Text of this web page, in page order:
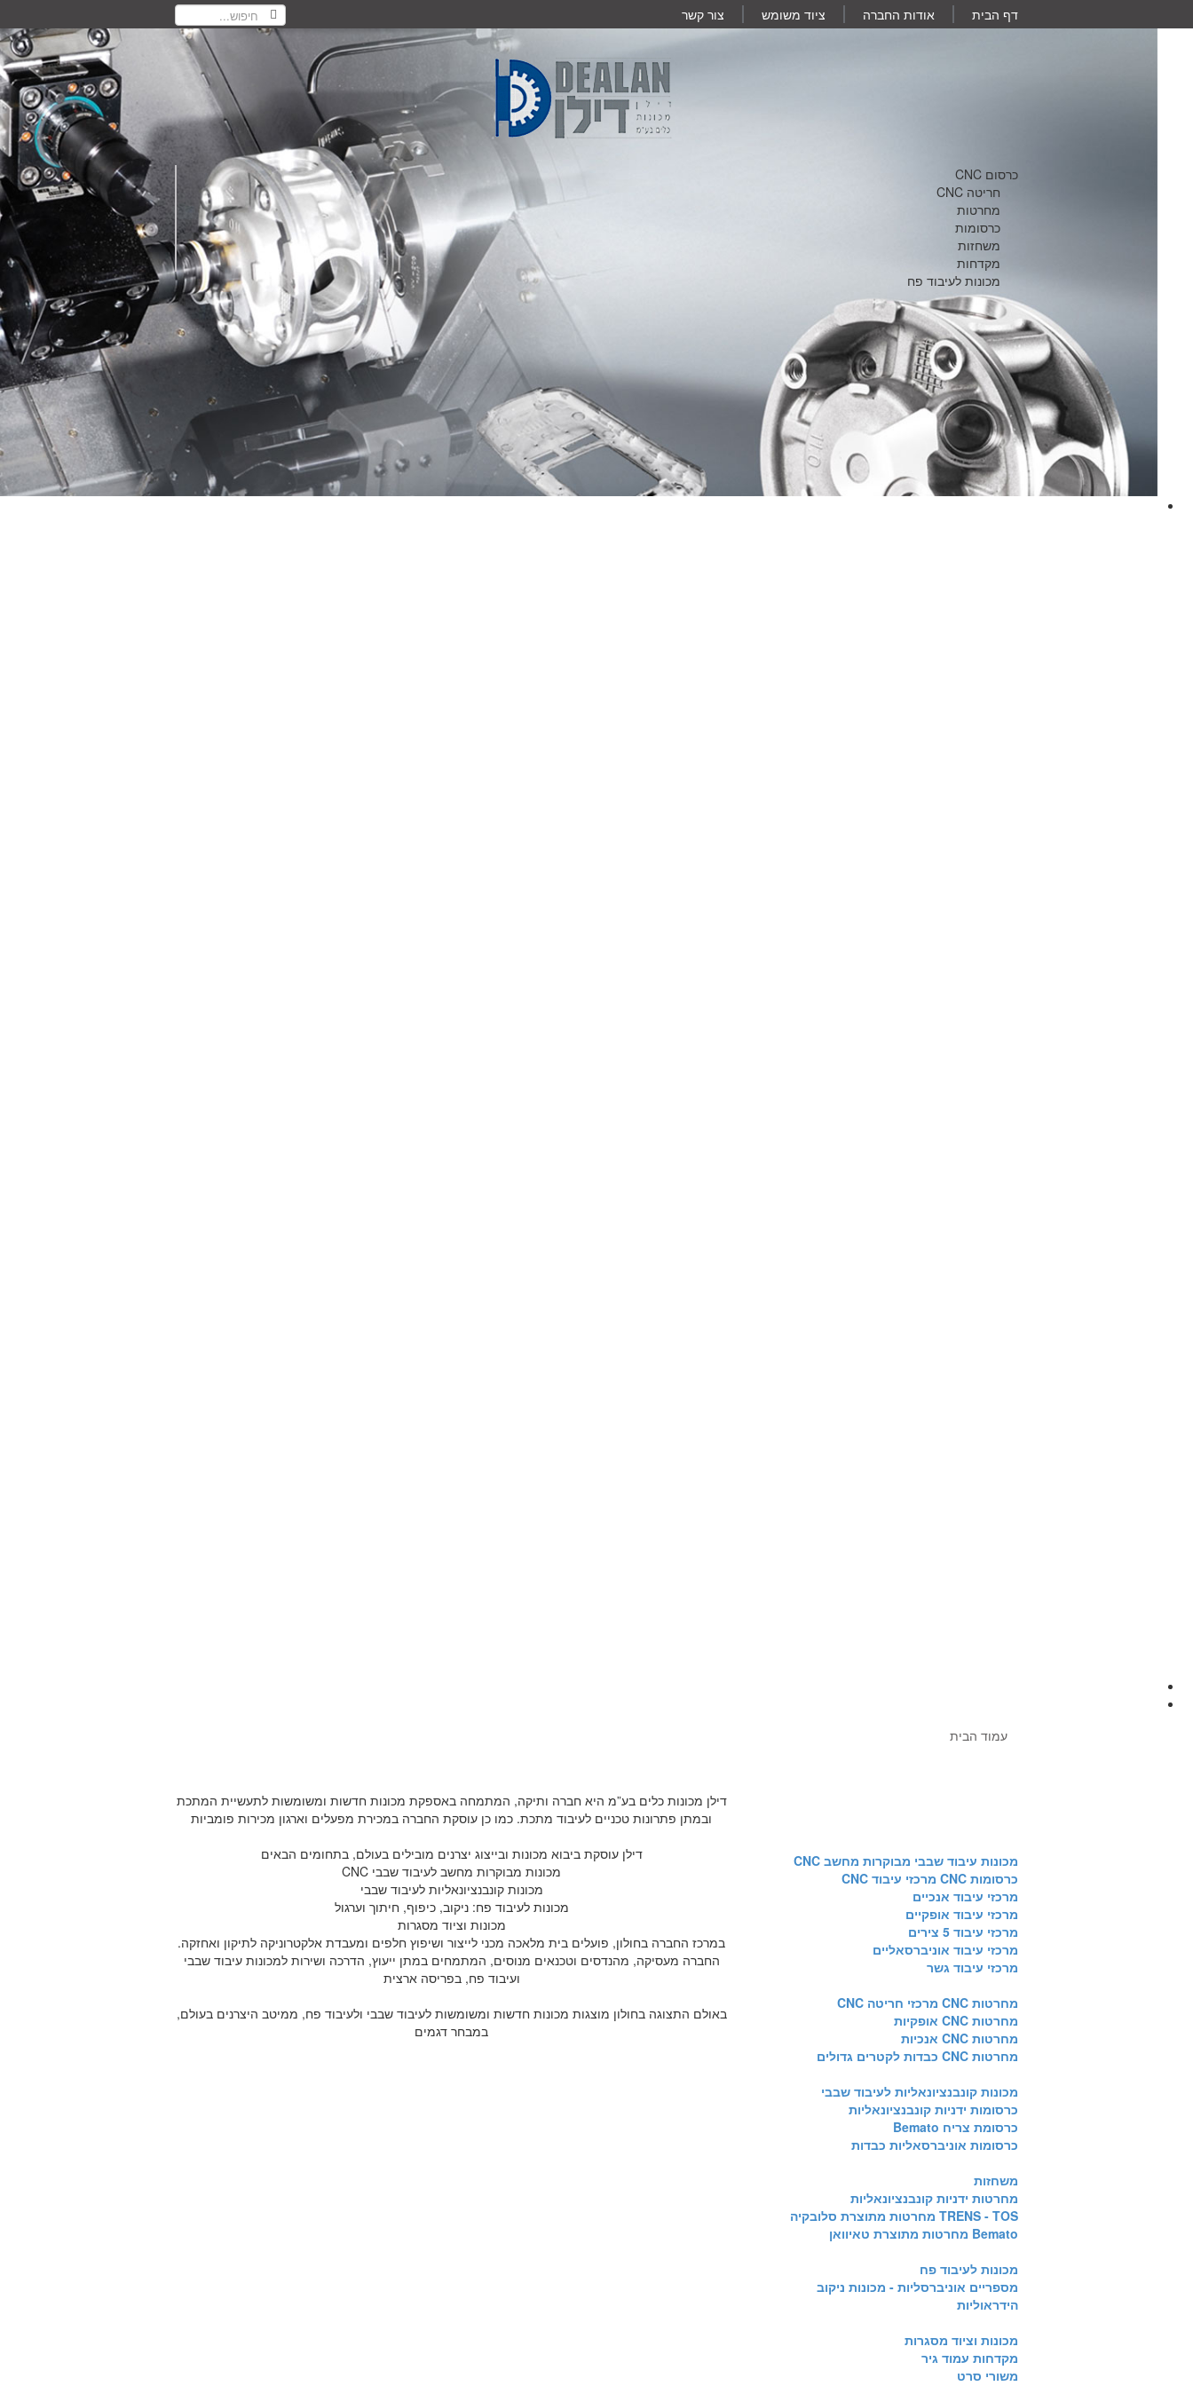
דף הבית אודות החברה ציוד משומש צור קשר
כרסום CNC
חריטה CNC
מחרטות
כרסומות
משחזות
מקדחות
מכונות לעיבוד פח
עמוד הבית
מכונות עיבוד שבבי מבוקרות מחשב CNC
כרסומות CNC מרכזי עיבוד CNC
מרכזי עיבוד אנכיים
מרכזי עיבוד אופקיים
מרכזי עיבוד 5 צירים
מרכזי עיבוד אוניברסאליים
מרכזי עיבוד גשר
מחרטות CNC מרכזי חריטה CNC
מחרטות CNC אופקיות
מחרטות CNC אנכיות
מחרטות CNC כבדות לקטרים גדולים
מכונות קונבנציונאליות לעיבוד שבבי
כרסומות ידניות קונבנציונאליות
כרסומת צריח Bemato
כרסומות אוניברסאליות כבדות
משחזות
מחרטות ידניות קונבנציונאליות
TRENS - TOS מחרטות מתוצרת סלובקיה
Bemato מחרטות מתוצרת טאיוואן
מכונות לעיבוד פח
מספריים אוניברסליות - מכונות ניקוב
הידראוליות
מכונות וציוד מסגרות
מקדחות עמוד גיר
משורי סרט
דילן מכונות כלים בע”מ היא חברה ותיקה, המתמחה באספקת מכונות חדשות ומשומשות לתעשיית המתכת
ובמתן פתרונות טכניים לעיבוד מתכת. כמו כן עוסקת החברה במכירת מפעלים וארגון מכירות פומביות
דילן עוסקת ביבוא מכונות ובייצוג יצרנים מובילים בעולם, בתחומים הבאים
מכונות מבוקרות מחשב לעיבוד שבבי CNC
מכונות קונבנציונאליות לעיבוד שבבי
מכונות לעיבוד פח: ניקוב, כיפוף, חיתוך וערגול
מכונות וציוד מסגרות
במרכז החברה בחולון, פועלים בית מלאכה מכני לייצור ושיפוץ חלפים ומעבדת אלקטרוניקה לתיקון ואחזקה.
החברה מעסיקה, מהנדסים וטכנאים מנוסים, המתמחים במתן ייעוץ, הדרכה ושירות למכונות עיבוד שבבי
ועיבוד פח, בפריסה ארצית
באולם התצוגה בחולון מוצגות מכונות חדשות ומשומשות לעיבוד שבבי ולעיבוד פח, ממיטב היצרנים בעולם,
במבחר דגמים